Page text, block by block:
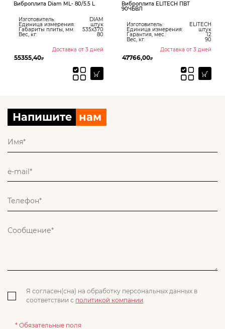
Виброплита Diam ML- 80/5.5 L
Изготовитель: DIAM
Единица измерения: штук
Габариты плиты, мм: 535х370
Вес, кг: 80
Доставка от 3 дней
55355,40₽
Виброплита ELITECH ПВТ
90ЧБВЛ
Изготовитель: ELITECH
Единица измерения: штук
Гарантия, мес.: 12
Вес, кг:
90
Доставка от 3 дней
47766,00₽
Напишите нам
Я согласен(сна) на обработку персональных данных в
соответствии с политикой компании.
* Обязательные поля